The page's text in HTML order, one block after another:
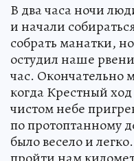
В два часа ночи
и начали
собрать манатки,
остудил наше
час. Окончательно
когда Крестный
чистом небе
по протоптанному
было весело и